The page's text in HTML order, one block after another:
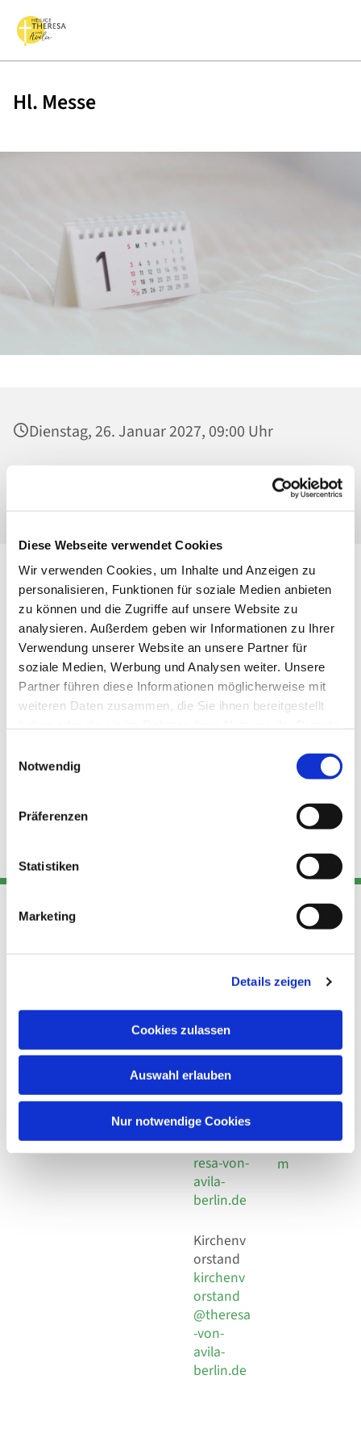
Diese Webseite verwendet Cookies
Wir verwenden Cookies, um Inhalte und Anzeigen zu
personalisieren, Funktionen für soziale Medien anbieten
zu können und die Zugriffe auf unsere Website zu
analysieren. Außerdem geben wir Informationen zu Ihrer
Verwendung unserer Website an unsere Partner für
soziale Medien, Werbung und Analysen weiter. Unsere
Partner führen diese Informationen möglicherweise mit
weiteren Daten zusammen, die Sie ihnen bereitgestellt
Notwendig
Präferenzen
Statistiken
Marketing
Details zeigen
Cookies zulassen
Auswahl erlauben
Nur notwendige Cookies
Hl. Messe
Dienstag, 26. Januar 2027, 09:00 Uhr
St. Maria Magdalena, Kirche, Platanenstraße
Adresse
Kirchengemeinde Pfarrei
Hl. Theresa von Avila Berlin
Leitender Pfarrer - Norbert
Behaimstr. 39
Kont
Telefon
+49 30
924 64 28
Fax +49
30 924 54
18
E-Mail
info@the
resa-von-
avila-
berlin.de
Kirchenv
orstand
kirchenv
orstand
@theresa
-von-
avila-
berlin.de
Links
Datensch
utz
Social
Impressu
m